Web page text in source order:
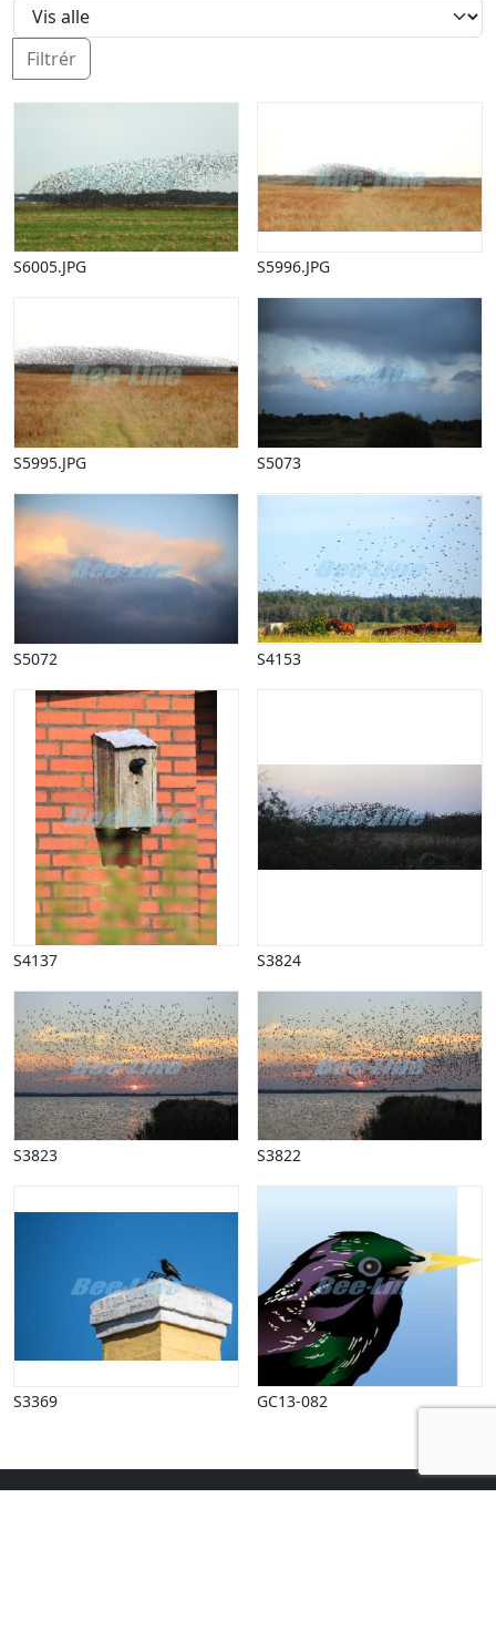
Fiskeri
Fly, luftfart
Folkeslag
Halloween
Håndværk
Haven
Huse, bygninger
Jagt
Kommunikation, nyhedsformidling
Køretøjer
Landbrug
Lov, orden
Lyd, billede
Mad, drikke
Mærkedage
Marked, kræmmere
Mennesker
Nationalflag, verdenskort
Nytår
Penge, finans
Piktogrammer
Pinse
Politik, arbejdsmarked
Restauration, hotel
Scenarier
Skibe, både, søfart
Sommer
Spil
Sport
Spots
Stjernetegn, astrologi
Sundhed, sygdom
Trafik, færdsel
Uddannelse
Udsalg og andre begreber
Underholdning, kultur
Vinter
Filtrér
S6005.JPG S5996.JPG
S5995.JPG S5073
S5072 S4153
S4137 S3824
S3823 S3822
S3369 GC13-082